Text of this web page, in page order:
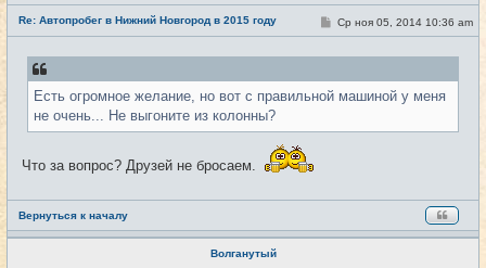
е
т
и
Re: Автопробег в Нижний Новгород в 2015 году #11
С
о
н
Ср ноя 05, 2014 10:36 am
Есть огромное желание, но вот с правильной машиной у меня
не очень... Не выгоните из колонны?
Что за вопрос? Друзей не бросаем.
Вернуться к началу
Волганутый